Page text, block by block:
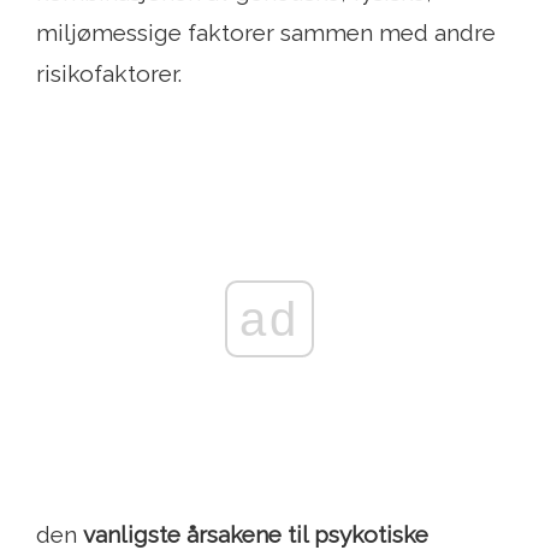
miljømessige faktorer sammen med andre
risikofaktorer.
ad
den vanligste årsakene til psykotiske